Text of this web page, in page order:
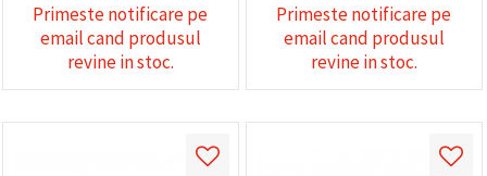
Primeste notificare pe
email cand produsul
revine in stoc.
Primeste notificare pe
email cand produsul
revine in stoc.